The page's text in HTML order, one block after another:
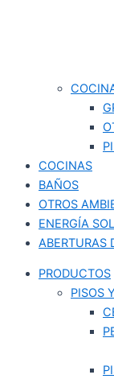
COCINAS
BAÑOS
OTROS
ENERGÍA
ABERTURAS
PRODUCTOS
PISOS